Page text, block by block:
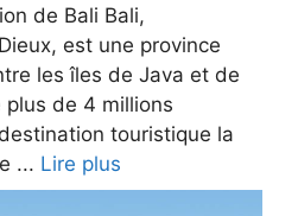
de Bali Bali,
est une province
les îles de Java et de
plus de 4 millions
touristique la
... Lire plus